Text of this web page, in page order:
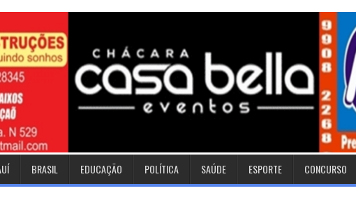
BRASIL EDUCAÇÃO POLÍTICA SAÚDE ESPORTE CONCURSO